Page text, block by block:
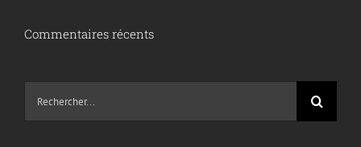
Commentaires récents